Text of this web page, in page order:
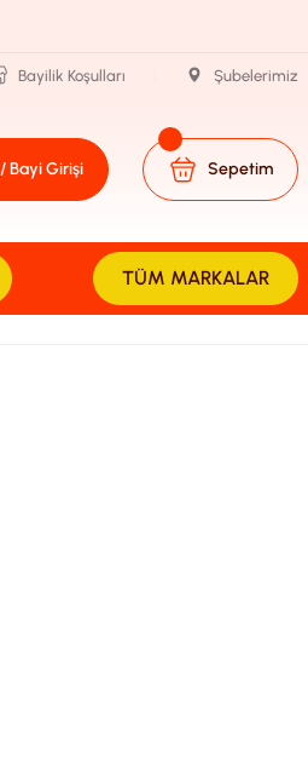
Bayilik Koşulları Şubelerimiz
Bayi Girişi Sepetim
TÜM MARKALAR